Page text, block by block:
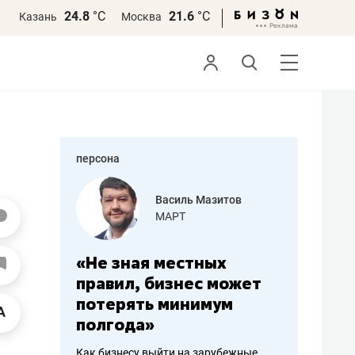
Казань 24.8 °С Москва 21.6 °С
персона
работа
Василь Мазитов
МАРТ
«Не зная местных
правил, бизнес может
потерять минимум
полгода»